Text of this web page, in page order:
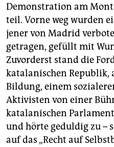
Demonstration am
teil. Vorne weg wurden
jener von Madrid
getragen, gefüllt mit
Zuvorderst stand die
katalanischen Republik,
Bildung, einem
Aktivisten von einer
katalanischen
und hörte geduldig zu –
auf das „Recht auf